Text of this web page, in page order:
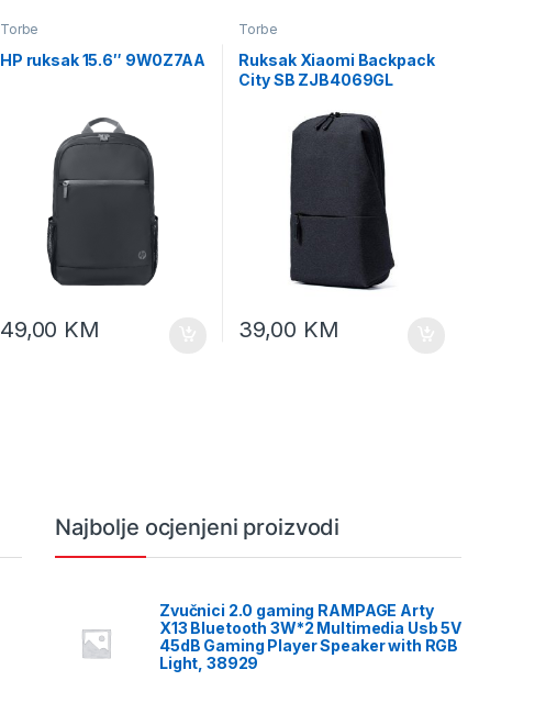
Torbe
HP ruksak 15.6″ 9W0Z7AA
49,00 KM
Torbe
Ruksak Xiaomi Backpack
City SB ZJB4069GL
39,00 KM
Najbolje ocjenjeni proizvodi
Zvučnici 2.0 gaming RAMPAGE Arty
X13 Bluetooth 3W*2 Multimedia Usb 5V
45dB Gaming Player Speaker with RGB
Light, 38929